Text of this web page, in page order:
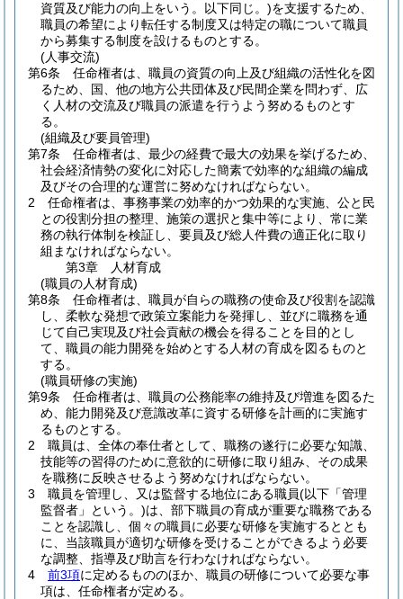
資質及び能力の向上をいう。以下同じ。)を支援するため、
職員の希望により転任する制度又は特定の職について職員
から募集する制度を設けるものとする。
(人事交流)
第6条
任命権者は、職員の資質の向上及び組織の活性化を図
るため、国、他の地方公共団体及び民間企業を問わず、広
く人材の交流及び職員の派遣を行うよう努めるものとす
る。
(組織及び要員管理)
第7条
任命権者は、最少の経費で最大の効果を挙げるため、
社会経済情勢の変化に対応した簡素で効率的な組織の編成
及びその合理的な運営に努めなければならない。
2
任命権者は、事務事業の効率的かつ効果的な実施、公と民
との役割分担の整理、施策の選択と集中等により、常に業
務の執行体制を検証し、要員及び総人件費の適正化に取り
組まなければならない。
第3章
人材育成
(職員の人材育成)
第8条
任命権者は、職員が自らの職務の使命及び役割を認識
し、柔軟な発想で政策立案能力を発揮し、並びに職務を通
じて自己実現及び社会貢献の機会を得ることを目的とし
て、職員の能力開発を始めとする人材の育成を図るものと
する。
(職員研修の実施)
第9条
任命権者は、職員の公務能率の維持及び増進を図るた
め、能力開発及び意識改革に資する研修を計画的に実施す
るものとする。
2
職員は、全体の奉仕者として、職務の遂行に必要な知識、
技能等の習得のために意欲的に研修に取り組み、その成果
を職務に反映させるよう努めなければならない。
3
職員を管理し、又は監督する地位にある職員(以下「管理
監督者」という。)は、部下職員の育成が重要な職務である
ことを認識し、個々の職員に必要な研修を実施するととも
に、当該職員が適切な研修を受けることができるよう必要
な調整、指導及び助言を行わなければならない。
4
前3項に定めるもののほか、職員の研修について必要な事
項は、任命権者が定める。